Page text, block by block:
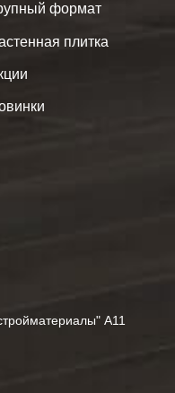
формат
плитка
А11